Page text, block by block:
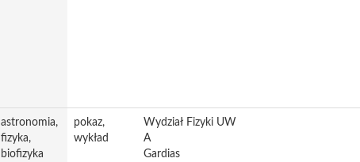
astronomia,
fizyka,
biofizyka
pokaz,
wykład
Wydział Fizyki UW
A
Gardias